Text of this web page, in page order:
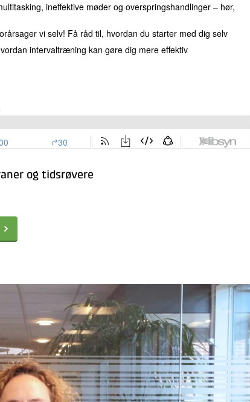
ineffektive møder og overspringshandlinger – hør,
vi selv! Få råd til, hvordan du starter med dig selv
intervaltræning kan gøre dig mere effektiv
og tidsrøvere